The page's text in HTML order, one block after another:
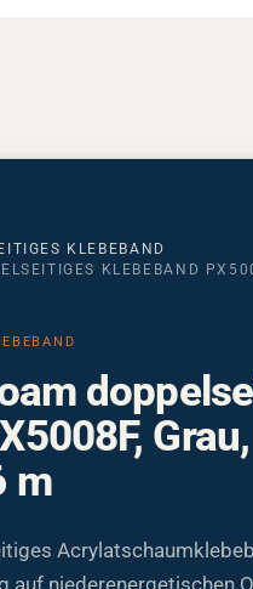
KLEBEBAND
KLEBEBAND
m
auf niederenergetischen